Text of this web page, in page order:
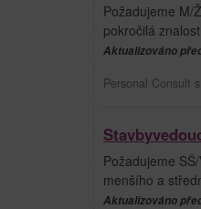
Požadujeme M/
pokročilá
Aktualizováno
Personal Consult
Požadujeme
menšího a
Aktualizováno